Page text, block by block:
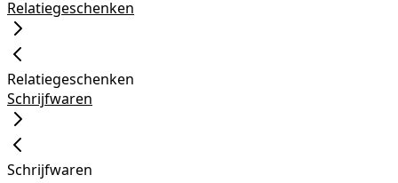
Relatiegeschenken
Relatiegeschenken
Schrijfwaren
Schrijfwaren